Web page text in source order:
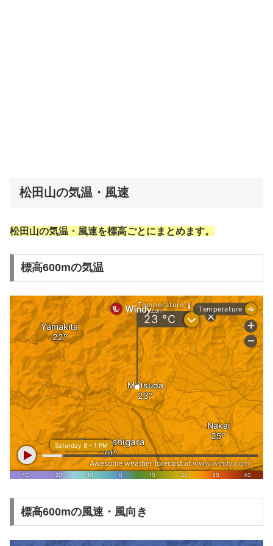
松田山の気温・風速
松田山の気温・風速を標高ごとにまとめます。
標高600mの気温
標高600mの風速・風向き